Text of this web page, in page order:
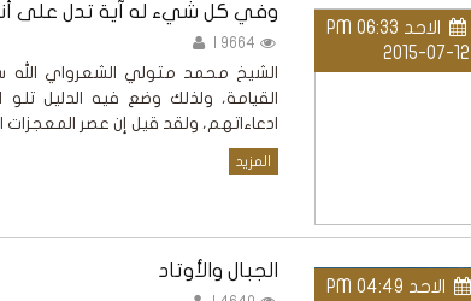
الاحد PM 06:33
2015-07-12
وفي كل شيء له آية تدل على
الشيخ محمد متولي الشعرواي الله
القيامة، ولذلك وضع فيه الدليل
ادعاءاتهم، ولقد قيل إن عصر
المزيد
الاحد PM 04:49
الجبال والأوتاد